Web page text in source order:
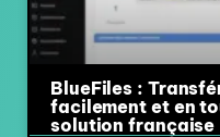
BlueFiles :
facilement et en
solution française